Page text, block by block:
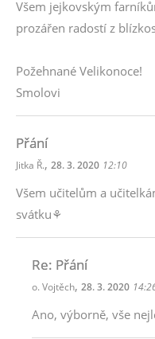
Všem jejkovským
prozářen radostí z
Požehnané Velikonoce!
Smolovi
Přání
Jitka Ř., 28. 3. 2020 12:10
Všem učitelům a
svátku⚘
Re: Přání
o. Vojtěch, 28. 3. 2020
Ano, výborně, vše